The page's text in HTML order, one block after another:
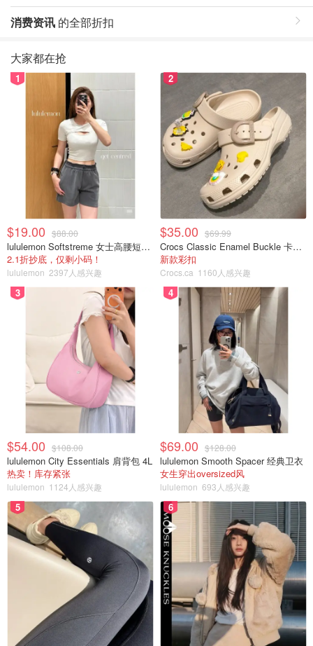
消费资讯 的全部折扣
大家都在抢
1
$19.00 $88.00
lululemon Softstreme 女士高腰短裤 10cm
2.1折抄底，仅剩小码！
lululemon 2397人感兴趣
2
$35.00 $69.99
Crocs Classic Enamel Buckle 卡骆驰布扣便鞋
新款彩扣
Crocs.ca 1160人感兴趣
3
$54.00 $108.00
lululemon City Essentials 肩背包 4L
热卖！库存紧张
lululemon 1124人感兴趣
4
$69.00 $128.00
lululemon Smooth Spacer 经典卫衣
女生穿出oversized风
lululemon 693人感兴趣
5 6